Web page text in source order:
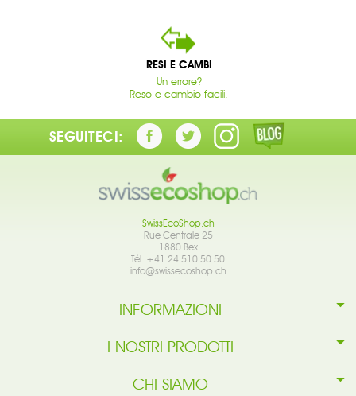
RESI E CAMBI
Un errore?
Reso e cambio facili.
SEGUITECI:
SwissEcoShop.ch
Rue Centrale 25
1880 Bex
Tél. +41 24 510 50 50
info@swissecoshop.ch
INFORMAZIONI
I NOSTRI PRODOTTI
CHI SIAMO